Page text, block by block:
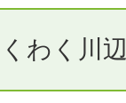
わく川